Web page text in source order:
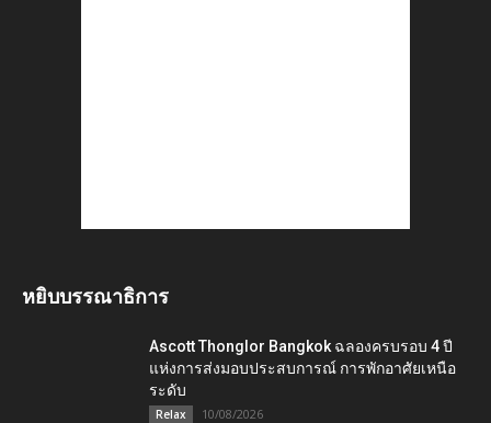
หยิบบรรณาธิการ
Ascott Thonglor Bangkok ฉลองครบรอบ 4 ปี
แห่งการส่งมอบประสบการณ์ การพักอาศัยเหนือ
ระดับ
Relax 10/08/2026